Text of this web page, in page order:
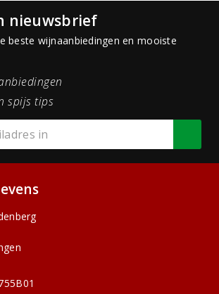
nieuwsbrief
beste wijnaanbiedingen en mooiste
spijs tips